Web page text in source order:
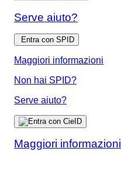
Serve aiuto?
Entra con SPID
Maggiori informazioni
Non hai SPID?
Serve aiuto?
Maggiori informazioni